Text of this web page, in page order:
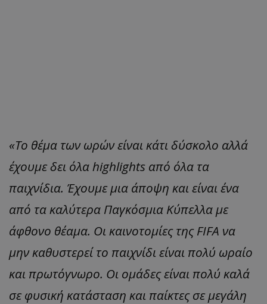
«Το θέμα των ωρών είναι κάτι δύσκολο αλλά
έχουμε δει όλα highlights από όλα τα
παιχνίδια. Έχουμε μια άποψη και είναι ένα
από τα καλύτερα Παγκόσμια Κύπελλα με
άφθονο θέαμα. Οι καινοτομίες της FIFA να
μην καθυστερεί το παιχνίδι είναι πολύ ωραίο
και πρωτόγνωρο. Οι ομάδες είναι πολύ καλά
σε φυσική κατάσταση και παίκτες σε μεγάλη